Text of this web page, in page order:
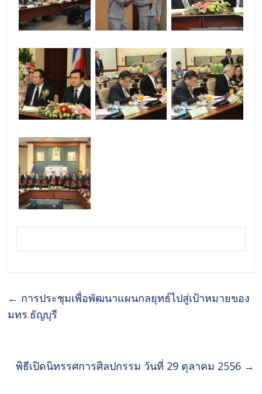
← การประชุมเพื่อพัฒนาแผนกลยุทธ์ไปสู่เป้าหมายของ
มทร.ธัญบุรี
พิธีเปิดนิทรรศการศิลปกรรม วันที่ 29 ตุลาคม 2556 →